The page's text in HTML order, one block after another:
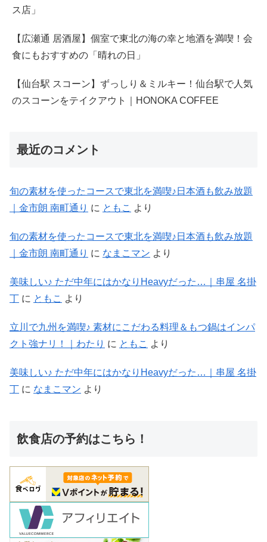
ス店」
【広瀬通 居酒屋】個室で東北の海の幸と地酒を満喫！会
食にもおすすめの「晴れの日」
【仙台駅 スコーン】ずっしり＆ミルキー！仙台駅で人気
のスコーンをテイクアウト｜HONOKA COFFEE
最近のコメント
旬の素材を使ったコースで東北を満喫♪日本酒も飲み放題
｜金市朗 南町通り に ともこ より
旬の素材を使ったコースで東北を満喫♪日本酒も飲み放題
｜金市朗 南町通り に なまこマン より
美味しい♪ ただ中年にはかなりHeavyだった…｜串屋 名掛
丁 に ともこ より
立川で九州を満喫♪ 素材にこだわる料理＆もつ鍋はインパ
クト強ナリ！｜わたり に ともこ より
美味しい♪ ただ中年にはかなりHeavyだった…｜串屋 名掛
丁 に なまこマン より
飲食店の予約はこちら！